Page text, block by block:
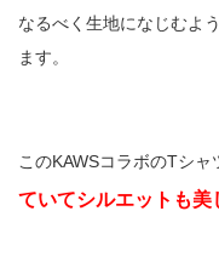
なるべく生地になじむよ
ます。
このKAWSコラボのTシャ
ていてシルエットも美